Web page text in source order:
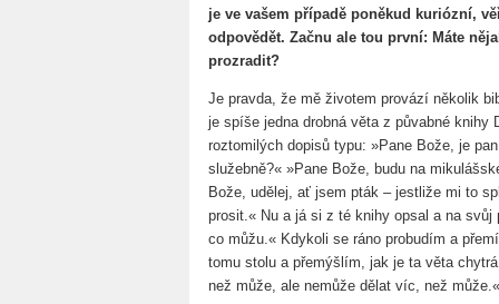
je ve vašem případě poněkud kuriózní,
odpovědět. Začnu ale tou první: Máte
prozradit?
Je pravda, že mě životem provází několik
je spíše jedna drobná věta z půvabné
roztomilých dopisů typu: »Pane Bože, je
služebně?« »Pane Bože, budu na
Bože, udělej, ať jsem pták – jestliže mi to
prosit.« Nu a já si z té knihy opsal a na
co můžu.« Kdykoli se ráno probudím a
tomu stolu a přemýšlím, jak je ta věta
než může, ale nemůže dělat víc, než může.«